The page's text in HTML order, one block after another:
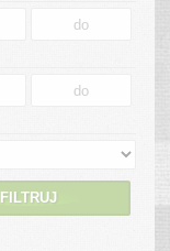
FILTRUJ